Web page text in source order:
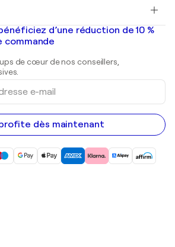
vendre
d’une réduction de 10 %
commande
de cœur de nos conseillers,
dès maintenant